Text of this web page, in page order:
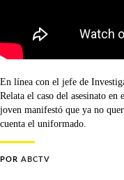
En línea con el jefe de
Relata el caso del asesinato
joven manifestó que ya no
cuenta el uniformado.
POR ABCTV